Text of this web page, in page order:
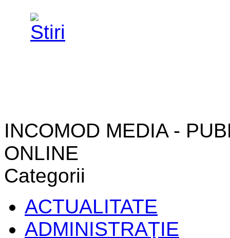
INCOMOD MEDIA -
ONLINE
Categorii
ACTUALITATE
ADMINISTRAŢIE